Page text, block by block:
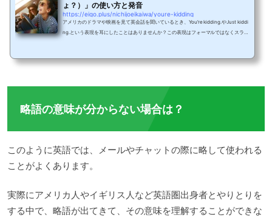
ょ？）」の使い方と発音
https://eigo.plus/nichijoeikaiwa/youre-kidding
アメリカのドラマや映画を見て英会話を聞いているとき、You’re kidding.やJust kiddi
ng.という表現を耳にしたことはありませんか？この表現はフォーマルではなくスラン
をするときに使え、会話の幅が広がる表現ですので、ぜひ最後まで読んでみてくださ
略語の意味が分からない場合は？
このように英語では、メールやチャットの際に略して使われる
ことがよくあります。
実際にアメリカ人やイギリス人など英語圏出身者とやりとりを
する中で、略語が出てきて、その意味を理解することができな